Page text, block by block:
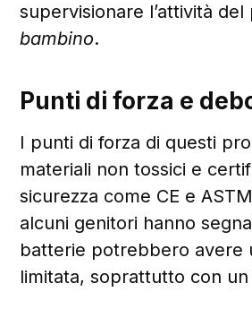
supervisionare l’attività
bambino.
Punti di forza e
I punti di forza di questi
materiali non tossici e
sicurezza come CE e ASTM
alcuni genitori hanno
batterie potrebbero avere
limitata, soprattutto con